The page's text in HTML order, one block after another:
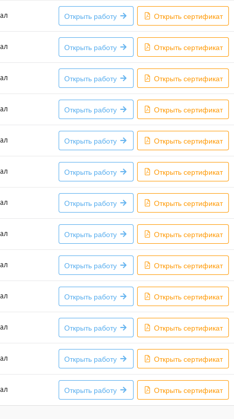
Открыть работу Открыть сертификат
Открыть работу Открыть сертификат
Открыть работу Открыть сертификат
Открыть работу Открыть сертификат
Открыть работу Открыть сертификат
Открыть работу Открыть сертификат
Открыть работу Открыть сертификат
Открыть работу Открыть сертификат
Открыть работу Открыть сертификат
Открыть работу Открыть сертификат
Открыть работу Открыть сертификат
Открыть работу Открыть сертификат
Открыть работу Открыть сертификат